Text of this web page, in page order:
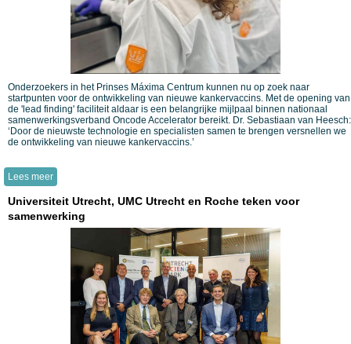
Onderzoekers in het Prinses Máxima Centrum kunnen nu op zoek naar
startpunten voor de ontwikkeling van nieuwe kankervaccins. Met de opening van
de 'lead finding' faciliteit aldaar is een belangrijke mijlpaal binnen nationaal
samenwerkingsverband Oncode Accelerator bereikt. Dr. Sebastiaan van Heesch:
‘Door de nieuwste technologie en specialisten samen te brengen versnellen we
de ontwikkeling van nieuwe kankervaccins.’
Lees meer
Universiteit Utrecht, UMC Utrecht en Roche teken voor
samenwerking